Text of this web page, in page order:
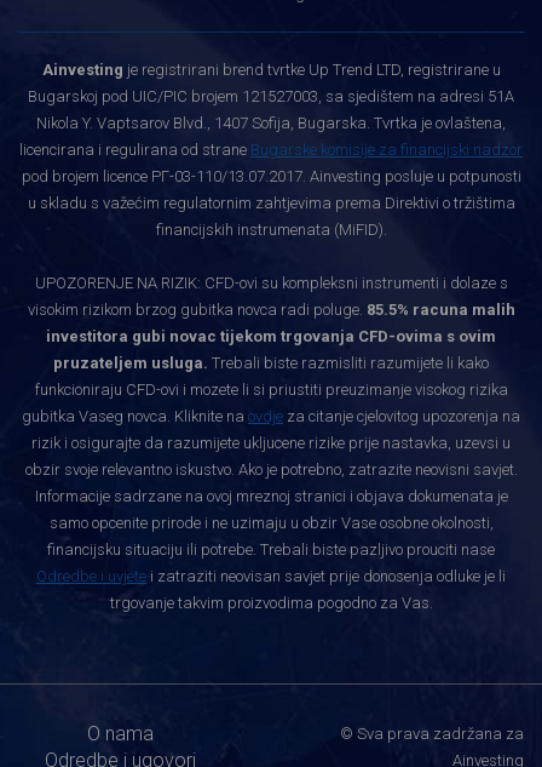
Ainvesting je registrirani brend tvrtke Up Trend LTD, registrirane u
Bugarskoj pod UIC/PIC brojem 121527003, sa sjedištem na adresi 51A
Nikola Y. Vaptsarov Blvd., 1407 Sofija, Bugarska. Tvrtka je ovlaštena,
licencirana i regulirana od strane Bugarske komisije za financijski nadzor
pod brojem licence РГ-03-110/13.07.2017. Ainvesting posluje u potpunosti
u skladu s važećim regulatornim zahtjevima prema Direktivi o tržištima
financijskih instrumenata (MiFID).
UPOZORENJE NA RIZIK: CFD-ovi su kompleksni instrumenti i dolaze s
visokim rizikom brzog gubitka novca radi poluge. 85.5% racuna malih
investitora gubi novac tijekom trgovanja CFD-ovima s ovim
pruzateljem usluga. Trebali biste razmisliti razumijete li kako
funkcioniraju CFD-ovi i mozete li si priustiti preuzimanje visokog rizika
gubitka Vaseg novca. Kliknite na ovdje za citanje cjelovitog upozorenja na
rizik i osigurajte da razumijete ukljucene rizike prije nastavka, uzevsi u
obzir svoje relevantno iskustvo. Ako je potrebno, zatrazite neovisni savjet.
Informacije sadrzane na ovoj mreznoj stranici i objava dokumenata je
samo opcenite prirode i ne uzimaju u obzir Vase osobne okolnosti,
financijsku situaciju ili potrebe. Trebali biste pazljivo prouciti nase
Odredbe i uvjete i zatraziti neovisan savjet prije donosenja odluke je li
trgovanje takvim proizvodima pogodno za Vas.
O nama
Odredbe i ugovori
© Sva prava zadržana za
Ainvesting